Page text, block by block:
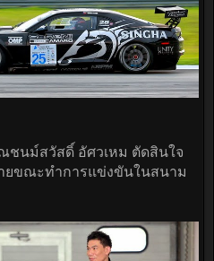
ชนม์สวัสดิ์ อัศวเหม ตัดสินใจ
ยขณะทำการแข่งขันในสนาม